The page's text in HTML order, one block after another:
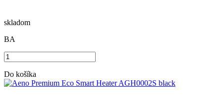
skladom
BA
Do košíka